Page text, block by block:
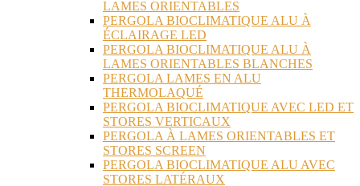
LAMES ORIENTABLES
PERGOLA BIOCLIMATIQUE ALU À
ÉCLAIRAGE LED
PERGOLA BIOCLIMATIQUE ALU À
LAMES ORIENTABLES BLANCHES
PERGOLA LAMES EN ALU
THERMOLAQUÉ
PERGOLA BIOCLIMATIQUE AVEC LED ET
STORES VERTICAUX
PERGOLA À LAMES ORIENTABLES ET
STORES SCREEN
PERGOLA BIOCLIMATIQUE ALU AVEC
STORES LATÉRAUX